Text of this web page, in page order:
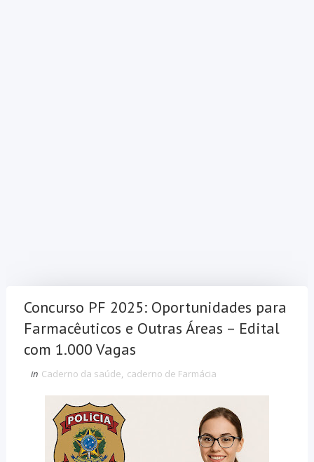
Concurso PF 2025: Oportunidades para
Farmacêuticos e Outras Áreas – Edital
com 1.000 Vagas
in Caderno da saúde, caderno de Farmácia